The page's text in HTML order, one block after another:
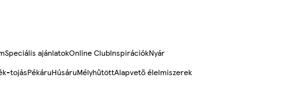
Speciális ajánlatokOnline ClubInspirációkNyár
tojásPékáruHúsáruMélyhűtöttAlapvető élelmiszerek